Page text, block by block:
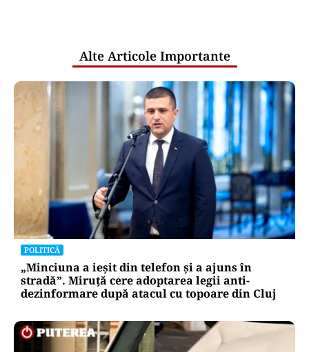
Alte Articole Importante
POLITICĂ
„Minciuna a ieșit din telefon și a ajuns în
stradă”. Miruță cere adoptarea legii anti-
dezinformare după atacul cu topoare din Cluj